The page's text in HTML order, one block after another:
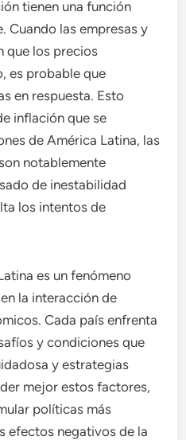
tienen una función
Cuando las empresas y
que los precios
es probable que
en respuesta. Esto
inflación que se
de América Latina, las
notablemente
de inestabilidad
los intentos de
es un fenómeno
la interacción de
Cada país enfrenta
y condiciones que
y estrategias
mejor estos factores,
políticas más
efectos negativos de la